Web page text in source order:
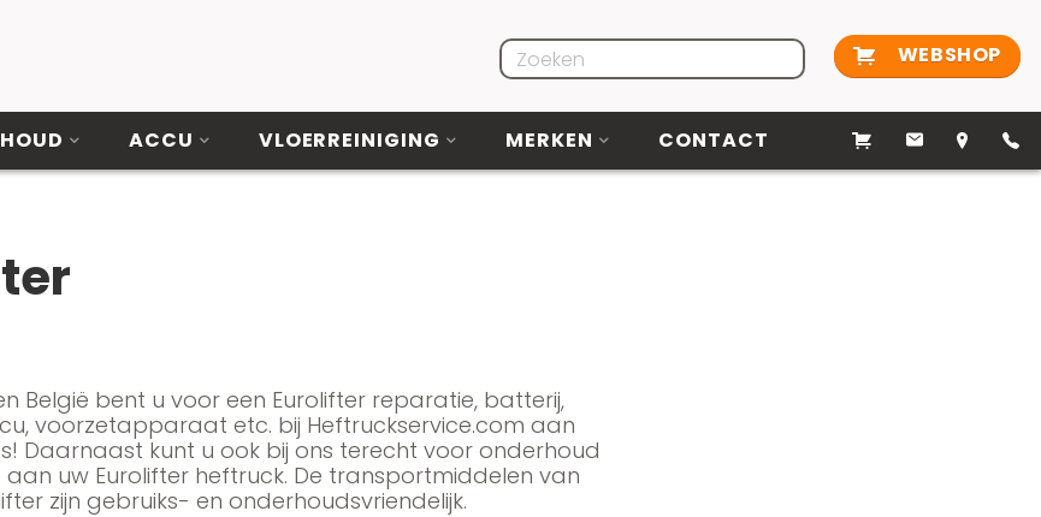
WEBSHOP
ACCU VLOERREINIGING MERKEN CONTACT
België bent u voor een Eurolifter reparatie, batterij,
voorzetapparaat etc. bij Heftruckservice.com aan
Daarnaast kunt u ook bij ons terecht voor onderhoud
aan uw Eurolifter heftruck. De transportmiddelen van
zijn gebruiks- en onderhoudsvriendelijk.